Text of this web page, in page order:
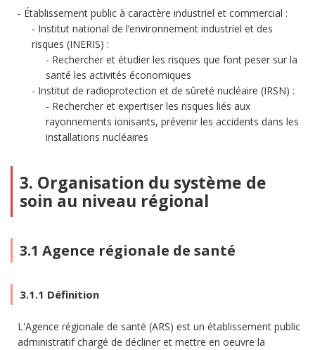
Établissement public à caractère industriel et commercial :
Institut national de l’environnement industriel et des
risques (INERIS) :
Rechercher et étudier les risques que font peser sur la
santé les activités économiques
Institut de radioprotection et de sûreté nucléaire (IRSN) :
Rechercher et expertiser les risques liés aux
rayonnements ionisants, prévenir les accidents dans les
installations nucléaires
3. Organisation du système de
soin au niveau régional
3.1 Agence régionale de santé
3.1.1 Définition
L'Agence régionale de santé (ARS) est un établissement public
administratif chargé de décliner et mettre en oeuvre la